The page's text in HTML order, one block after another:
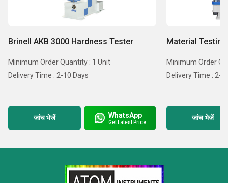
Brinell AKB 3000 Hardness Tester
Minimum Order Quantity : 1 Unit
Delivery Time : 2-10 Days
जांच भेजें WhatsApp
Get Latest Price
Material
Minimum Order
Delivery Time : 2-
जांच भेजें